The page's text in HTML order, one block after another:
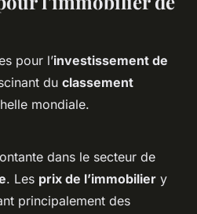
pour l’investissement de
du classement
mondiale.
dans le secteur de
. Les prix de l’immobilier y
principalement des